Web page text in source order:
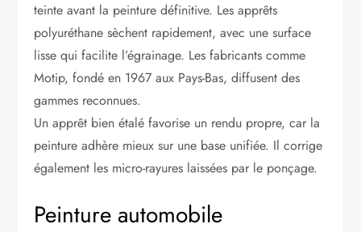
teinte avant la peinture définitive. Les apprêts
polyuréthane sèchent rapidement, avec une surface
lisse qui facilite l’égrainage. Les fabricants comme
Motip, fondé en 1967 aux Pays-Bas, diffusent des
gammes reconnues.
Un apprêt bien étalé favorise un rendu propre, car la
peinture adhère mieux sur une base unifiée. Il corrige
également les micro-rayures laissées par le ponçage.
Peinture automobile